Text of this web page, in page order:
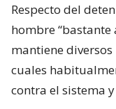
Respecto del
hombre “bastante
mantiene
cuales
contra el sistema